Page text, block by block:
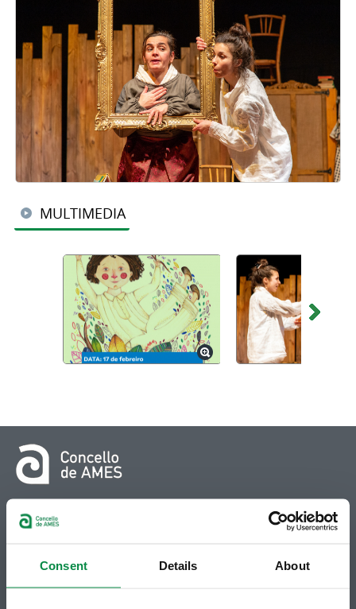
Consent Details About
MULTIMEDIA
© Concello de Ames
Praza do Concello, 2 |15220